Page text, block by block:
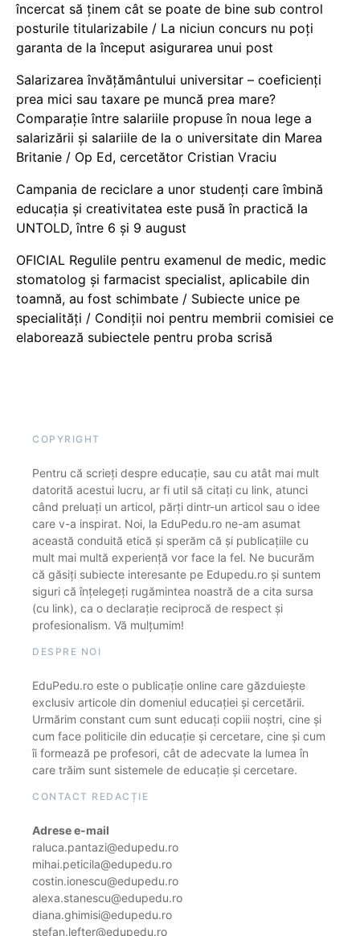
încercat să ținem cât se poate de bine sub control
posturile titularizabile / La niciun concurs nu poți
garanta de la început asigurarea unui post
Salarizarea învățământului universitar – coeficienți
prea mici sau taxare pe muncă prea mare?
Comparație între salariile propuse în noua lege a
salarizării și salariile de la o universitate din Marea
Britanie / Op Ed, cercetător Cristian Vraciu
Campania de reciclare a unor studenți care îmbină
educația și creativitatea este pusă în practică la
UNTOLD, între 6 și 9 august
OFICIAL Regulile pentru examenul de medic, medic
stomatolog și farmacist specialist, aplicabile din
toamnă, au fost schimbate / Subiecte unice pe
specialități / Condiții noi pentru membrii comisiei ce
elaborează subiectele pentru proba scrisă
COPYRIGHT
Pentru că scrieți despre educație, sau cu atât mai mult
datorită acestui lucru, ar fi util să citați cu link, atunci
când preluați un articol, părți dintr-un articol sau o idee
care v-a inspirat. Noi, la EduPedu.ro ne-am asumat
această conduită etică și sperăm că și publicațiile cu
mult mai multă experiență vor face la fel. Ne bucurăm
că găsiți subiecte interesante pe Edupedu.ro și suntem
siguri că înțelegeți rugămintea noastră de a cita sursa
(cu link), ca o declarație reciprocă de respect și
profesionalism. Vă mulțumim!
DESPRE NOI
EduPedu.ro este o publicație online care găzduiește
exclusiv articole din domeniul educației și cercetării.
Urmărim constant cum sunt educați copiii noștri, cine și
cum face politicile din educație și cercetare, cine și cum
îi formează pe profesori, cât de adecvate la lumea în
care trăim sunt sistemele de educație și cercetare.
CONTACT REDACȚIE
Adrese e-mail
raluca.pantazi@edupedu.ro
mihai.peticila@edupedu.ro
costin.ionescu@edupedu.ro
alexa.stanescu@edupedu.ro
diana.ghimisi@edupedu.ro
stefan.lefter@edupedu.ro